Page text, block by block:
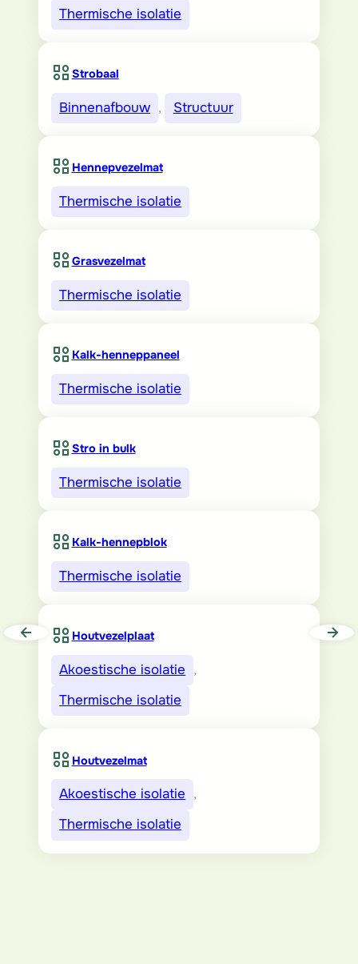
Thermische isolatie
Strobaal
Binnenafbouw , Structuur
Hennepvezelmat
Thermische isolatie
Grasvezelmat
Thermische isolatie
Kalk-henneppaneel
Thermische isolatie
Stro in bulk
Thermische isolatie
Kalk-hennepblok
Thermische isolatie
Houtvezelplaat
Akoestische isolatie ,
Thermische isolatie
Houtvezelmat
Akoestische isolatie ,
Thermische isolatie